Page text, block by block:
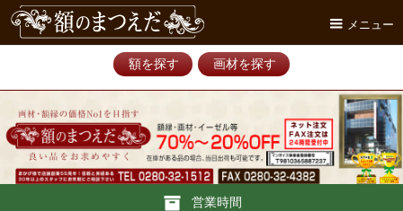
メニュー
額を探す 画材を探す
営業時間